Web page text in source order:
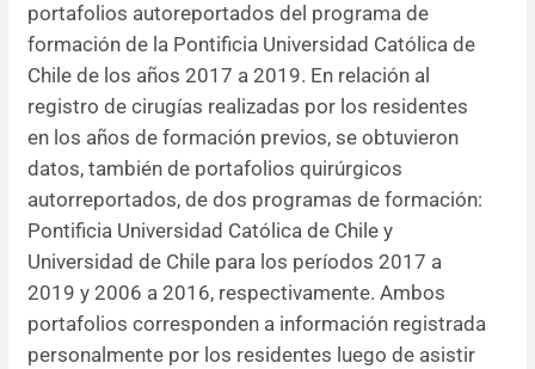
portafolios autoreportados del programa de
formación de la Pontificia Universidad Católica de
Chile de los años 2017 a 2019. En relación al
registro de cirugías realizadas por los residentes
en los años de formación previos, se obtuvieron
datos, también de portafolios quirúrgicos
autorreportados, de dos programas de formación:
Pontificia Universidad Católica de Chile y
Universidad de Chile para los períodos 2017 a
2019 y 2006 a 2016, respectivamente. Ambos
portafolios corresponden a información registrada
personalmente por los residentes luego de asistir